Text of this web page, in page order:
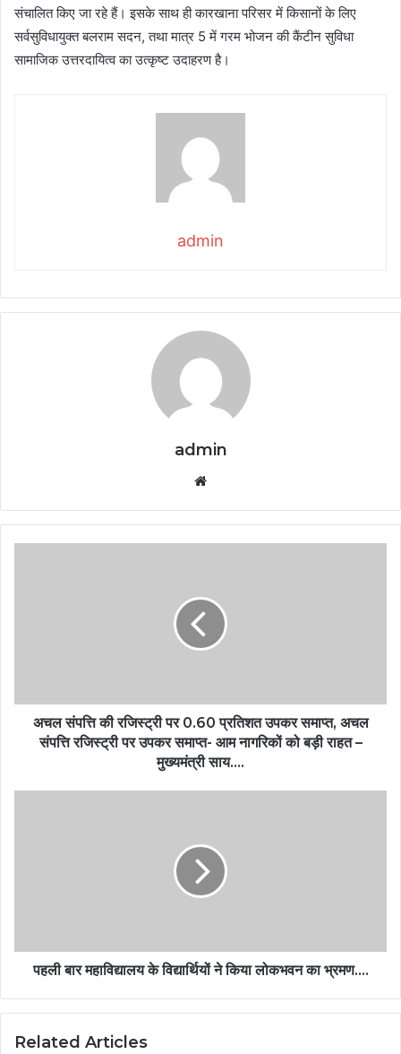
संचालित किए जा रहे हैं। इसके साथ ही कारखाना परिसर में किसानों के लिए
सर्वसुविधायुक्त बलराम सदन, तथा मात्र 5 में गरम भोजन की कैंटीन सुविधा
सामाजिक उत्तरदायित्व का उत्कृष्ट उदाहरण है।
admin
admin
अचल संपत्ति की रजिस्ट्री पर 0.60 प्रतिशत उपकर समाप्त, अचल
संपत्ति रजिस्ट्री पर उपकर समाप्त- आम नागरिकों को बड़ी राहत –
मुख्यमंत्री साय….
पहली बार महाविद्यालय के विद्यार्थियों ने किया लोकभवन का भ्रमण….
Related Articles